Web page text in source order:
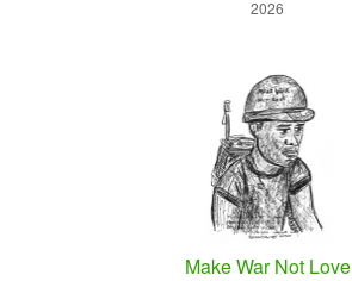
2026
Make War Not Love